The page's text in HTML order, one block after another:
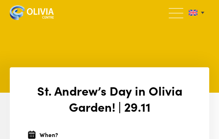
St. Andrew’s Day in Olivia
Garden! | 29.11
When?